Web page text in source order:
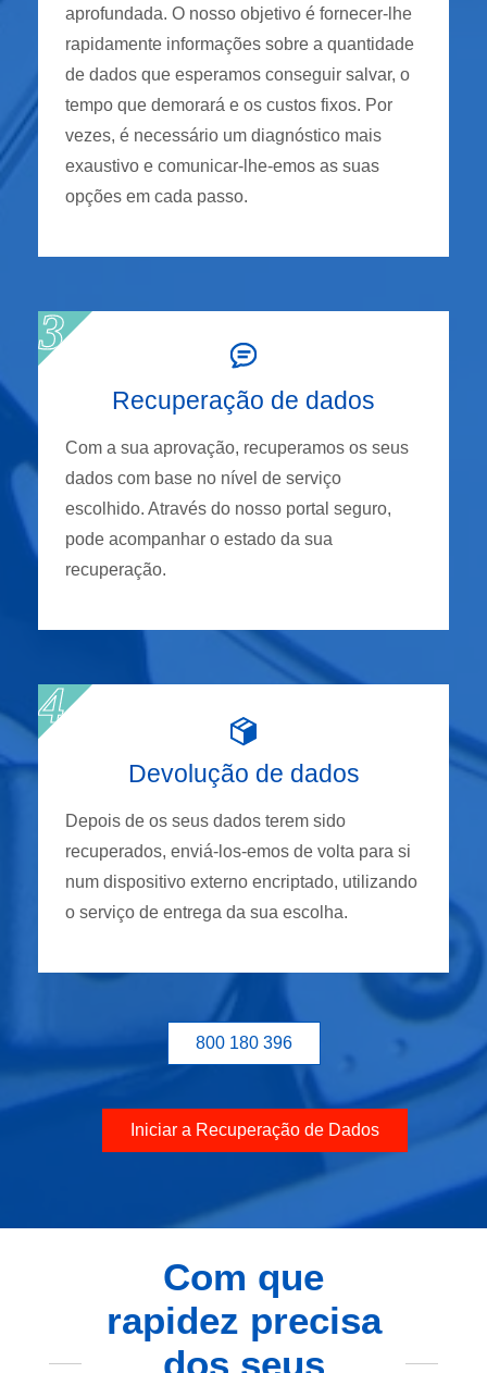
aprofundada. O nosso objetivo é fornecer-lhe
rapidamente informações sobre a quantidade
de dados que esperamos conseguir salvar, o
tempo que demorará e os custos fixos. Por
vezes, é necessário um diagnóstico mais
exaustivo e comunicar-lhe-emos as suas
opções em cada passo.
Recuperação de dados
Com a sua aprovação, recuperamos os seus
dados com base no nível de serviço
escolhido. Através do nosso portal seguro,
pode acompanhar o estado da sua
recuperação.
Devolução de dados
Depois de os seus dados terem sido
recuperados, enviá-los-emos de volta para si
num dispositivo externo encriptado, utilizando
o serviço de entrega da sua escolha.
800 180 396
Iniciar a Recuperação de Dados
Com que
rapidez precisa
dos seus